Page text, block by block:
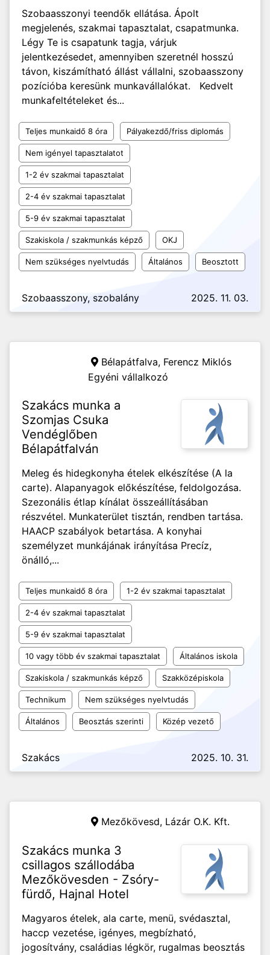
Szobaasszonyi teendők ellátása. Ápolt
megjelenés, szakmai tapasztalat, csapatmunka.
Légy Te is csapatunk tagja, várjuk
jelentkezésedet, amennyiben szeretnél hosszú
távon, kiszámítható állást vállalni, szobaasszony
pozícióba keresünk munkavállalókat. Kedvelt
munkafeltételeket és...
Teljes munkaidő 8 óra Pályakezdő/friss diplomás
Nem igényel tapasztalatot
1-2 év szakmai tapasztalat
2-4 év szakmai tapasztalat
5-9 év szakmai tapasztalat
Szakiskola / szakmunkás képző OKJ
Nem szükséges nyelvtudás Általános Beosztott
Szobaasszony, szobalány 2025. 11. 03.
Bélapátfalva, Ferencz Miklós
Egyéni vállalkozó
Szakács munka a
Szomjas Csuka
Vendéglőben
Bélapátfalván
Meleg és hidegkonyha ételek elkészítése (A la
carte). Alapanyagok előkészítése, feldolgozása.
Szezonális étlap kínálat összeállításában
részvétel. Munkaterület tisztán, rendben tartása.
HAACP szabályok betartása. A konyhai
személyzet munkájának irányítása Precíz,
önálló,...
Teljes munkaidő 8 óra 1-2 év szakmai tapasztalat
2-4 év szakmai tapasztalat
5-9 év szakmai tapasztalat
10 vagy több év szakmai tapasztalat Általános iskola
Szakiskola / szakmunkás képző Szakközépiskola
Technikum Nem szükséges nyelvtudás
Általános Beosztás szerinti Közép vezető
Szakács 2025. 10. 31.
Mezőkövesd, Lázár O.K. Kft.
Szakács munka 3
csillagos szállodába
Mezőkövesden - Zsóry-
fürdő, Hajnal Hotel
Magyaros ételek, ala carte, menü, svédasztal,
haccp vezetése, igényes, megbízható,
jogosítvány, családias légkör, rugalmas beosztás